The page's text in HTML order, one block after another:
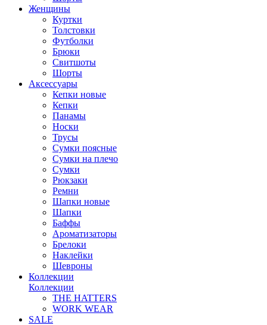
Женщины
Куртки
Толстовки
Футболки
Брюки
Свитшоты
Шорты
Аксессуары
Кепки новые
Кепки
Панамы
Носки
Трусы
Сумки поясные
Сумки на плечо
Сумки
Рюкзаки
Ремни
Шапки новые
Шапки
Баффы
Ароматизаторы
Брелоки
Наклейки
Шевроны
Коллекции
Коллекции
THE HATTERS
WORK WEAR
SALE